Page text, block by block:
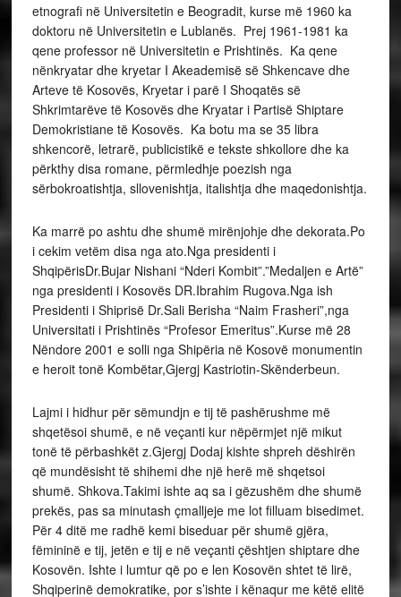
etnografi në Universitetin e Beogradit, kurse më 1960 ka
doktoru në Universitetin e Lublanës. Prej 1961-1981 ka
qene professor në Universitetin e Prishtinës. Ka qene
nënkryatar dhe kryetar I Akeademisë së Shkencave dhe
Arteve të Kosovës, Kryetar i parë I Shoqatës së
Shkrimtarëve të Kosovës dhe Kryatar i Partisë Shiptare
Demokristiane të Kosovës. Ka botu ma se 35 libra
shkencorë, letrarë, publicistikë e tekste shkollore dhe ka
përkthy disa romane, përmledhje poezish nga
sërbokroatishtja, sllovenishtja, italishtja dhe maqedonishtja.
Ka marrë po ashtu dhe shumë mirënjohje dhe dekorata.Po
i cekim vetëm disa nga ato.Nga presidenti i
ShqipërisDr.Bujar Nishani “Nderi Kombit”.”Medaljen e Artë”
nga presidenti i Kosovës DR.Ibrahim Rugova.Nga ish
Presidenti i Shiprisë Dr.Sali Berisha “Naim Frasheri”,nga
Universitati i Prishtinës “Profesor Emeritus”.Kurse më 28
Nëndore 2001 e solli nga Shipëria në Kosovë monumentin
e heroit tonë Kombëtar,Gjergj Kastriotin-Skënderbeun.
Lajmi i hidhur për sëmundjn e tij të pashërushme më
shqetësoi shumë, e në veçanti kur nëpërmjet një mikut
tonë të përbashkët z.Gjergj Dodaj kishte shpreh dëshirën
që mundësisht të shihemi dhe një herë më shqetsoi
shumë. Shkova.Takimi ishte aq sa i gëzushëm dhe shumë
prekës, pas sa minutash çmalljeje me lot filluam bisedimet.
Për 4 ditë me radhë kemi biseduar për shumë gjëra,
fëmininë e tij, jetën e tij e në veçanti çështjen shiptare dhe
Kosovën. Ishte i lumtur që po e len Kosovën shtet të lirë,
Shqiperinë demokratike, por s’ishte i kënaqur me këtë elitë